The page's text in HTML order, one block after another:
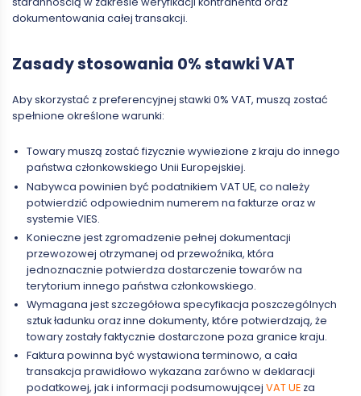
dokumentowania całej transakcji.
Zasady stosowania 0% stawki VAT
Aby skorzystać z preferencyjnej stawki 0% VAT, muszą zostać
spełnione określone warunki:
Towary muszą zostać fizycznie wywiezione z kraju do innego
państwa członkowskiego Unii Europejskiej.
Nabywca powinien być podatnikiem VAT UE, co należy
potwierdzić odpowiednim numerem na fakturze oraz w
systemie VIES.
Konieczne jest zgromadzenie pełnej dokumentacji
przewozowej otrzymanej od przewoźnika, która
jednoznacznie potwierdza dostarczenie towarów na
terytorium innego państwa członkowskiego.
Wymagana jest szczegółowa specyfikacja poszczególnych
sztuk ładunku oraz inne dokumenty, które potwierdzają, że
towary zostały faktycznie dostarczone poza granice kraju.
Faktura powinna być wystawiona terminowo, a cała
transakcja prawidłowo wykazana zarówno w deklaracji
podatkowej, jak i informacji podsumowującej VAT UEza